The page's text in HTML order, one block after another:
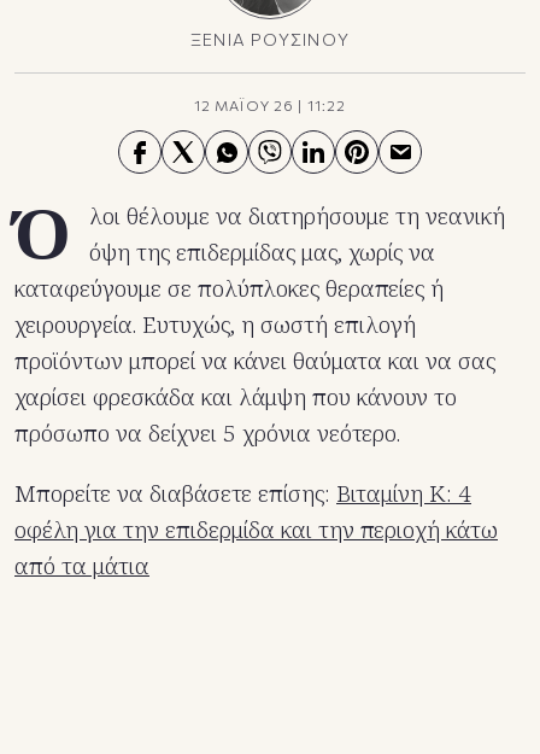
ΞΕΝΙΑ ΡΟΥΣΙΝΟΥ
12 ΜΑΪΟΥ 26 | 11:22
Ό
λοι θέλουμε να διατηρήσουμε τη νεανική
όψη της επιδερμίδας μας, χωρίς να
καταφεύγουμε σε πολύπλοκες θεραπείες ή
χειρουργεία. Ευτυχώς, η σωστή επιλογή
προϊόντων μπορεί να κάνει θαύματα και να σας
χαρίσει φρεσκάδα και λάμψη που κάνουν το
πρόσωπο να δείχνει 5 χρόνια νεότερο.
Μπορείτε να διαβάσετε επίσης: Βιταμίνη Κ: 4
οφέλη για την επιδερμίδα και την περιοχή κάτω
από τα μάτια